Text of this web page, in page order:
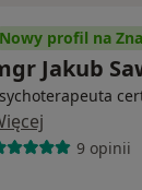
Nowy profil na
Jakub
9 opinii